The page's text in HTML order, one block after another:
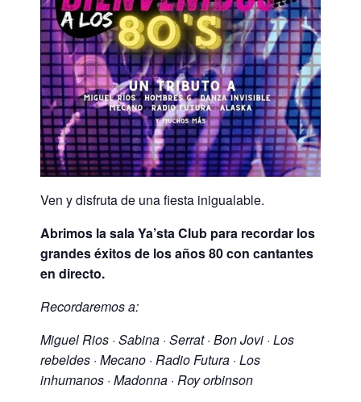
Ven y disfruta de una fiesta inigualable.
Abrimos la sala Ya’sta Club para recordar los
grandes éxitos de los años 80 con cantantes
en directo.
Recordaremos a:
Miguel Rios · Sabina · Serrat · Bon Jovi · Los
rebeldes · Mecano · Radio Futura · Los
inhumanos · Madonna · Roy orbinson